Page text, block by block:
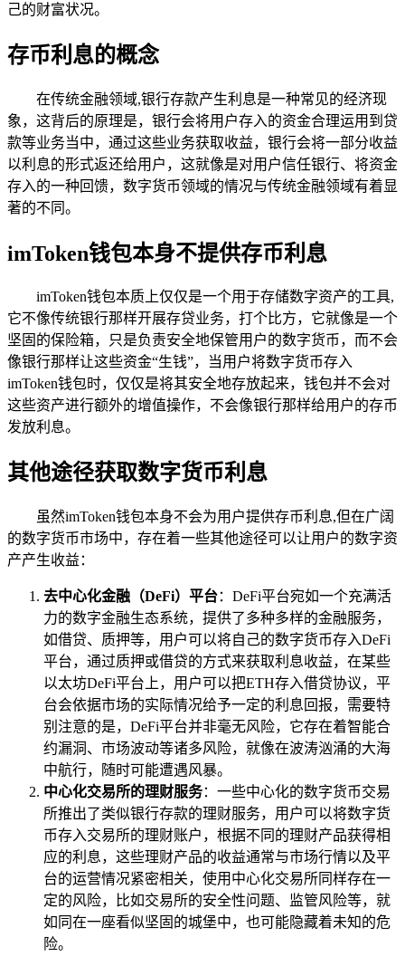
己的财富状况。
存币利息的概念
在传统金融领域,银行存款产生利息是一种常见的经济现
象，这背后的原理是，银行会将用户存入的资金合理运用到贷
款等业务当中，通过这些业务获取收益，银行会将一部分收益
以利息的形式返还给用户，这就像是对用户信任银行、将资金
存入的一种回馈，数字货币领域的情况与传统金融领域有着显
著的不同。
imToken钱包本身不提供存币利息
imToken钱包本质上仅仅是一个用于存储数字资产的工具,
它不像传统银行那样开展存贷业务，打个比方，它就像是一个
坚固的保险箱，只是负责安全地保管用户的数字货币，而不会
像银行那样让这些资金“生钱”，当用户将数字货币存入
imToken钱包时，仅仅是将其安全地存放起来，钱包并不会对
这些资产进行额外的增值操作，不会像银行那样给用户的存币
发放利息。
其他途径获取数字货币利息
虽然imToken钱包本身不会为用户提供存币利息,但在广阔
的数字货币市场中，存在着一些其他途径可以让用户的数字资
产产生收益：
去中心化金融（DeFi）平台：DeFi平台宛如一个充满活
力的数字金融生态系统，提供了多种多样的金融服务，
如借贷、质押等，用户可以将自己的数字货币存入DeFi
平台，通过质押或借贷的方式来获取利息收益，在某些
以太坊DeFi平台上，用户可以把ETH存入借贷协议，平
台会依据市场的实际情况给予一定的利息回报，需要特
别注意的是，DeFi平台并非毫无风险，它存在着智能合
约漏洞、市场波动等诸多风险，就像在波涛汹涌的大海
中航行，随时可能遭遇风暴。
中心化交易所的理财服务：一些中心化的数字货币交易
所推出了类似银行存款的理财服务，用户可以将数字货
币存入交易所的理财账户，根据不同的理财产品获得相
应的利息，这些理财产品的收益通常与市场行情以及平
台的运营情况紧密相关，使用中心化交易所同样存在一
定的风险，比如交易所的安全性问题、监管风险等，就
如同在一座看似坚固的城堡中，也可能隐藏着未知的危
险。